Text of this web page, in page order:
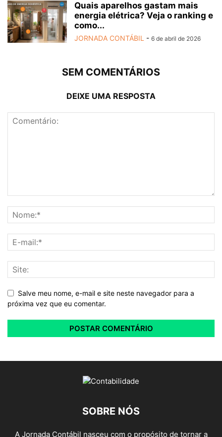
Quais aparelhos gastam mais
energia elétrica? Veja o ranking e
como...
JORNADA CONTÁBIL - 6 de abril de 2026
SEM COMENTÁRIOS
DEIXE UMA RESPOSTA
Salve meu nome, e-mail e site neste navegador para a
próxima vez que eu comentar.
SOBRE NÓS
A Jornada Contábil nasceu com o propósito de tornar a